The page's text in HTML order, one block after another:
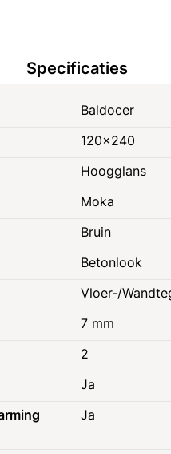
Specificaties
Baldocer
120x240
Hoogglans
Moka
Bruin
Betonlook
Vloer-/
7 mm
2
Ja
Ja